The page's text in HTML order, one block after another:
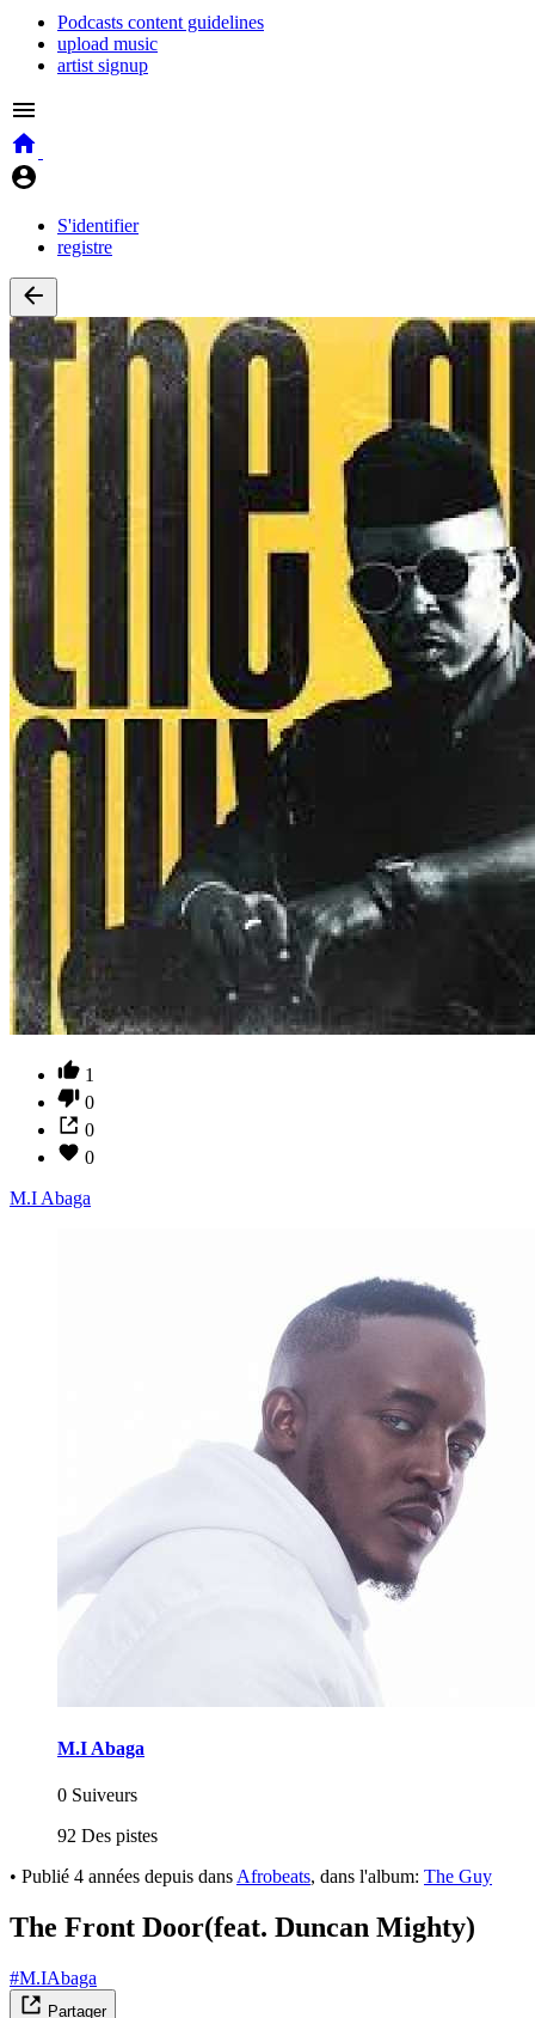
Podcasts content guidelines
upload music
artist signup
S'identifier
registre
1
0
0
0
M.I Abaga
M.I Abaga
0 Suiveurs
92 Des pistes
• Publié 4 années depuis dans Afrobeats, dans l'album: The Guy
The Front Door(feat. Duncan Mighty)
#M.IAbaga
Partager